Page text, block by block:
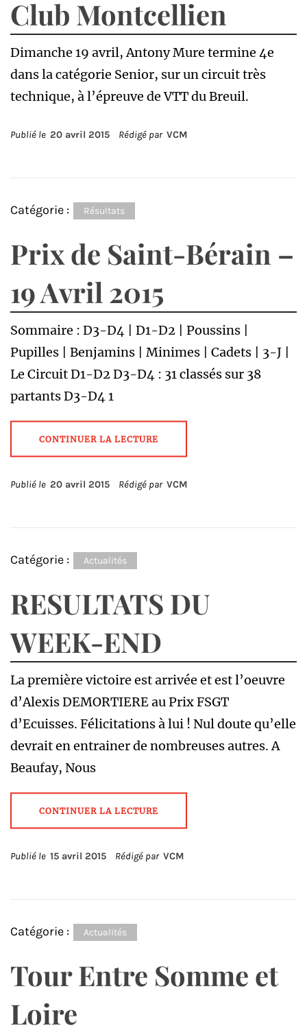
Club Montcellien
Dimanche 19 avril, Antony Mure termine 4e
dans la catégorie Senior, sur un circuit très
technique, à l’épreuve de VTT du Breuil.
Publié le 20 avril 2015 Rédigé par VCM
Catégorie : Résultats
Prix de Saint-Bérain –
19 Avril 2015
Sommaire : D3-D4 | D1-D2 | Poussins |
Pupilles | Benjamins | Minimes | Cadets | 3-J |
Le Circuit D1-D2 D3-D4 : 31 classés sur 38
partants D3-D4 1
CONTINUER LA LECTURE
Publié le 20 avril 2015 Rédigé par VCM
Catégorie : Actualités
RESULTATS DU
WEEK-END
La première victoire est arrivée et est l’oeuvre
d’Alexis DEMORTIERE au Prix FSGT
d’Ecuisses. Félicitations à lui ! Nul doute qu’elle
devrait en entrainer de nombreuses autres. A
Beaufay, Nous
CONTINUER LA LECTURE
Publié le 15 avril 2015 Rédigé par VCM
Catégorie : Actualités
Tour Entre Somme et
Loire